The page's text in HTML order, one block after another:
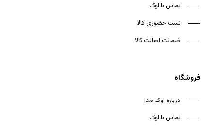
تماس با اوک
تست حضوری کالا
ضمانت اصالت کالا
فروشگاه
درباره اوک مدا
تماس با اوک